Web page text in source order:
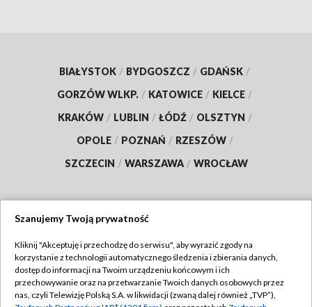
BIAŁYSTOK / BYDGOSZCZ / GDAŃSK /
GORZÓW WLKP. / KATOWICE / KIELCE /
KRAKÓW / LUBLIN / ŁÓDŹ / OLSZTYN /
OPOLE / POZNAŃ / RZESZÓW /
SZCZECIN / WARSZAWA / WROCŁAW
TVP
Abonament TVP
Regulamin TVP
Szanujemy Twoją prywatność
Kliknij "Akceptuję i przechodzę do serwisu", aby wyrazić zgody na
korzystanie z technologii automatycznego śledzenia i zbierania danych,
dostęp do informacji na Twoim urządzeniu końcowym i ich
przechowywanie oraz na przetwarzanie Twoich danych osobowych przez
nas, czyli Telewizję Polską S.A. w likwidacji (zwaną dalej również „TVP”),